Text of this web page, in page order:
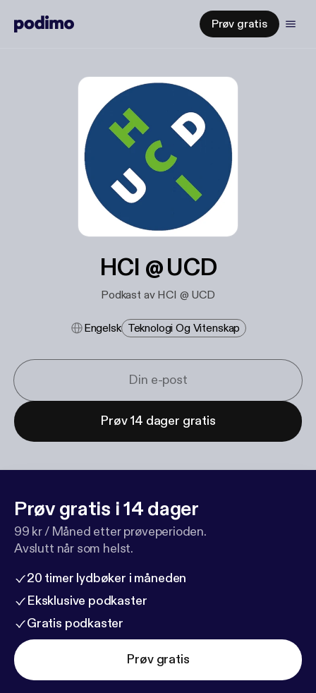
Prøv gratis
HCI @ UCD
Podkast av HCI @ UCD
Engelsk Teknologi Og Vitenskap
Prøv 14 dager gratis
Prøv gratis i 14 dager
99 kr / Måned etter prøveperioden.
Avslutt når som helst.
20 timer lydbøker i måneden
Eksklusive podkaster
Gratis podkaster
Prøv gratis